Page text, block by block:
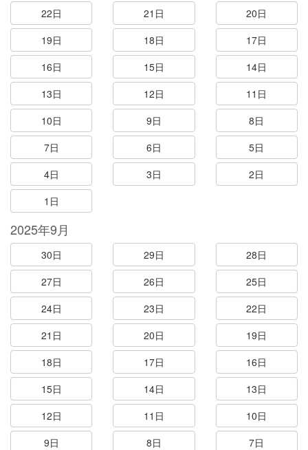
22日
21日
20日
19日
18日
17日
16日
15日
14日
13日
12日
11日
10日
9日
8日
7日
6日
5日
4日
3日
2日
1日
2025年9月
30日 29日
28日
27日
26日
25日
24日
23日
22日
21日
20日
19日
18日
17日
16日
15日
14日
13日
12日
11日
10日
9日
8日
7日